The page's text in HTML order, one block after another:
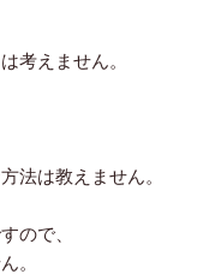
考えません。
法は教えません。
ので、
。